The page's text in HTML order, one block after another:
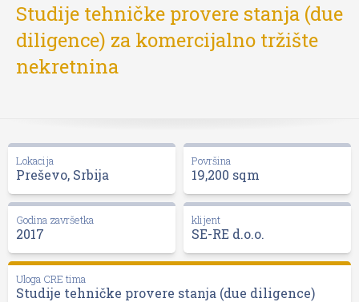
Studije tehničke provere stanja (due
diligence) za komercijalno tržište
nekretnina
Lokacija
Preševo, Srbija
Površina
19,200 sqm
Godina završetka
2017
klijent
SE-RE d.o.o.
Uloga CRE tima
Studije tehničke provere stanja (due diligence)